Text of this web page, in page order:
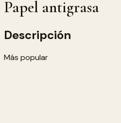
Papel antigrasa
Descripción
Más popular